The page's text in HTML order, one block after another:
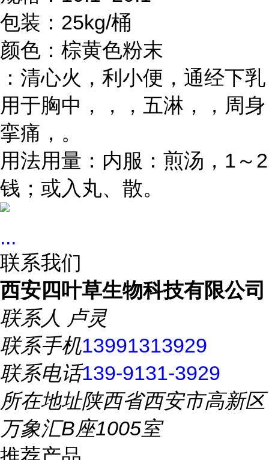
包装：25kg/桶
颜色：棕黄色粉末
：清心火，利小便，通经下乳
用于胸中，，，五淋，，周身
挛痛，。
用法用量：内服：煎汤，1～2
钱；或入丸、散。
...
联系我们
西安四叶草生物科技有限公司
联系人 卢灵
联系手机13991313929
联系电话139-9131-3929
所在地址陕西省西安市高新区
万象汇B座1005室